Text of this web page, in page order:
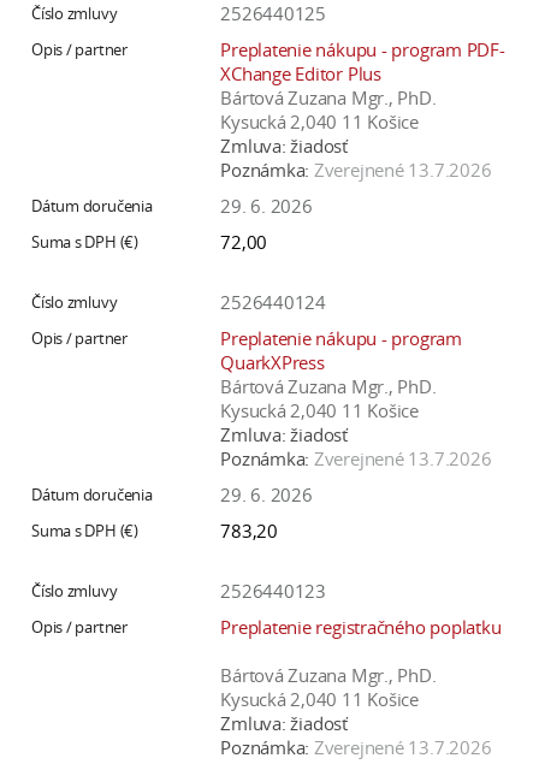
2526440125
Preplatenie nákupu - program PDF-
XChange Editor Plus
Bártová Zuzana Mgr., PhD.
Kysucká 2,040 11 Košice
Zmluva: žiadosť
Poznámka: Zverejnené 13.7.2026
29. 6. 2026
72,00
2526440124
Preplatenie nákupu - program
QuarkXPress
Bártová Zuzana Mgr., PhD.
Kysucká 2,040 11 Košice
Zmluva: žiadosť
Poznámka: Zverejnené 13.7.2026
29. 6. 2026
783,20
2526440123
Preplatenie registračného poplatku
Bártová Zuzana Mgr., PhD.
Kysucká 2,040 11 Košice
Zmluva: žiadosť
Poznámka: Zverejnené 13.7.2026